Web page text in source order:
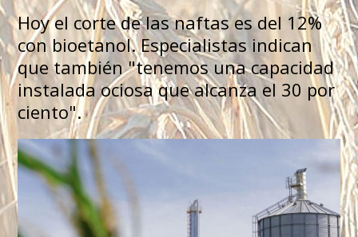
Hoy el corte de las naftas es del 12%
con bioetanol. Especialistas indican
que también "tenemos una capacidad
instalada ociosa que alcanza el 30 por
ciento".